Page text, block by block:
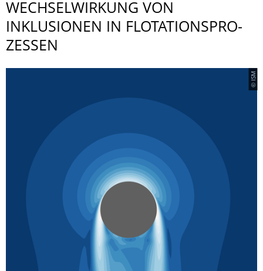
WECHSELWIRKUNG VON
INKLUSIONEN IN FLOTATIONSPRO­
ZESSEN
© ISM